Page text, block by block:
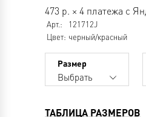
473 р. × 4 платежа с
Арт.:
121712J
Цвет: черный/красный
Размер
Выбрать
ТАБЛИЦА РАЗМЕРОВ